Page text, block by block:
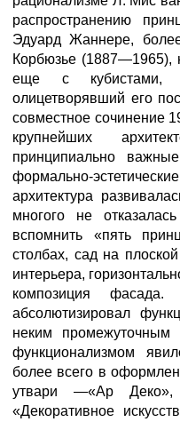
распространению
Эдуард Жаннере,
Корбюзье (1887—1965),
еще с
олицетворявший его
совместное сочинение
крупнейших
принципиально
формально-
архитектура
многого не
вспомнить «пять
столбах, сад на
интерьера,
композиция
абсолютизировал
неким
функционализмом
более всего в
утвари —«Ар Деко»,
«Декоративное